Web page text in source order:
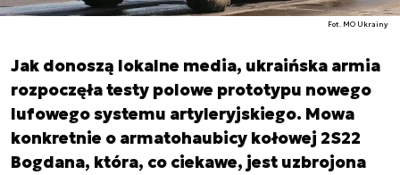
Fot. MO Ukrainy
Jak donoszą lokalne media, ukraińska armia
rozpoczęła testy polowe prototypu nowego
lufowego systemu artyleryjskiego. Mowa
konkretnie o armatohaubicy kołowej 2S22
Bogdana, która, co ciekawe, jest uzbrojona